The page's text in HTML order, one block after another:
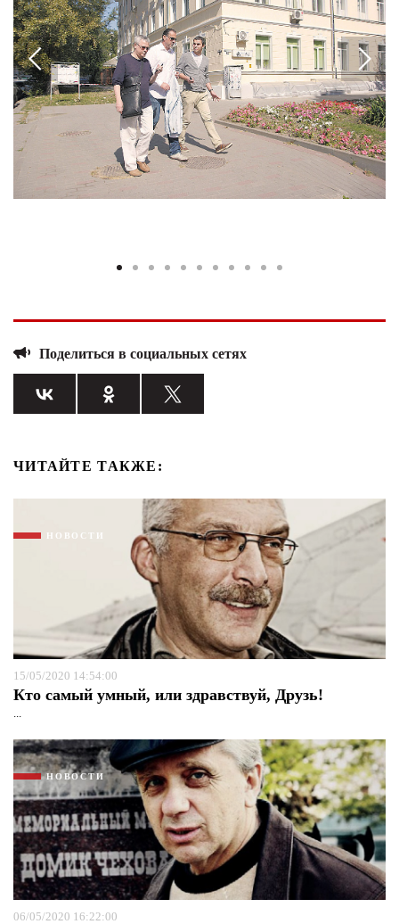
Поделиться в социальных сетях
ЧИТАЙТЕ ТАКЖЕ:
НОВОСТИ
15/05/2020 14:54:00
Кто самый умный, или здравствуй, Друзь!
...
НОВОСТИ
06/05/2020 16:22:00